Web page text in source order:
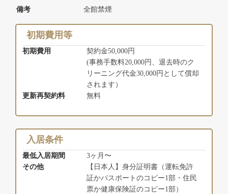
備考 全館禁煙
初期費用等
初期費用
契約金50,000円
(事務手数料20,000円、退去時のク
リーニング代金30,000円として償却
されます）
更新再契約料
無料
入居条件
最低入居期間
3ヶ月〜
その他
【日本人】身分証明書（運転免許
証かパスポートのコピー1部・住民
票か健康保険証のコピー1部）